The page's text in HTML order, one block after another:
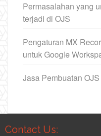
Permasalahan yang
terjadi di OJS
Pengaturan MX
untuk Google
Jasa Pembuatan
Contact Us: